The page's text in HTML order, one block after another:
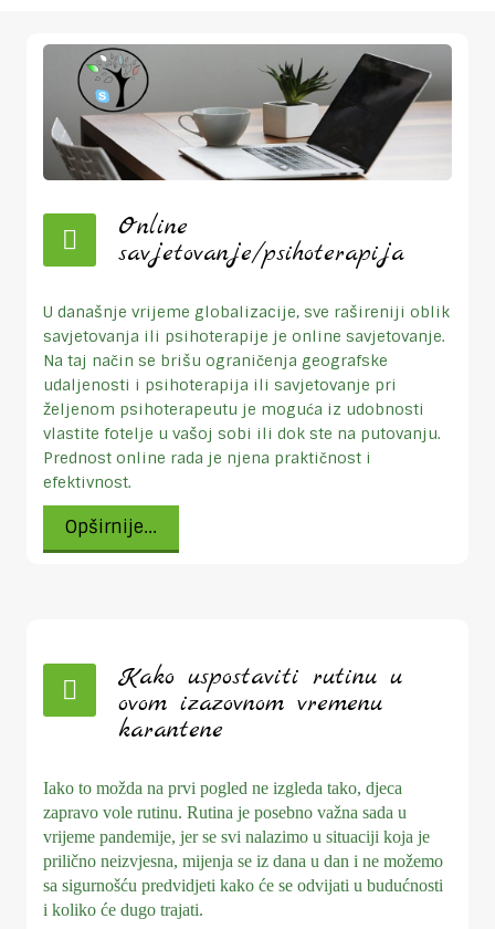
Online
savjetovanje/psihoterapija
U današnje vrijeme globalizacije, sve rašireniji oblik
savjetovanja ili psihoterapije je online savjetovanje.
Na taj način se brišu ograničenja geografske
udaljenosti i psihoterapija ili savjetovanje pri
željenom psihoterapeutu je moguća iz udobnosti
vlastite fotelje u vašoj sobi ili dok ste na putovanju.
Prednost online rada je njena praktičnost i
efektivnost.
Opširnije...
Kako uspostaviti rutinu u
ovom izazovnom vremenu
karantene
Iako to možda na prvi pogled ne izgleda tako, djeca
zapravo vole rutinu. Rutina je posebno važna sada u
vrijeme pandemije, jer se svi nalazimo u situaciji koja je
prilično neizvjesna, mijenja se iz dana u dan i ne možemo
sa sigurnošću predvidjeti kako će se odvijati u budućnosti
i koliko će dugo trajati.